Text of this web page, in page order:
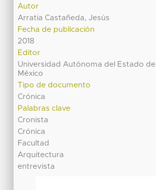
Autor
Arratia Castañeda, Jesús
Fecha de publicación
2018
Editor
Universidad Autónoma del Estado de
México
Tipo de documento
Crónica
Palabras clave
Cronista
Crónica
Facultad
Arquitectura
entrevista